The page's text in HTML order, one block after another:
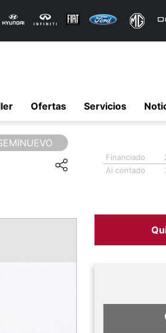
Ofertas Servicios
Financiado
Al contado